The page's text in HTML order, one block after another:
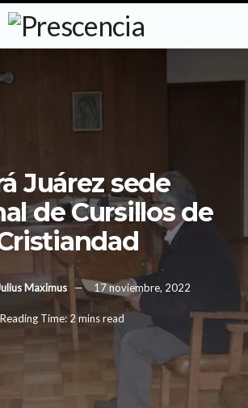
Juárez sede
de Cursillos de
Maximus 17 noviembre, 2022
Reading Time: 2 mins read